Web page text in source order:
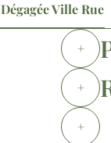
Dégagée Ville Rue
+
+
+